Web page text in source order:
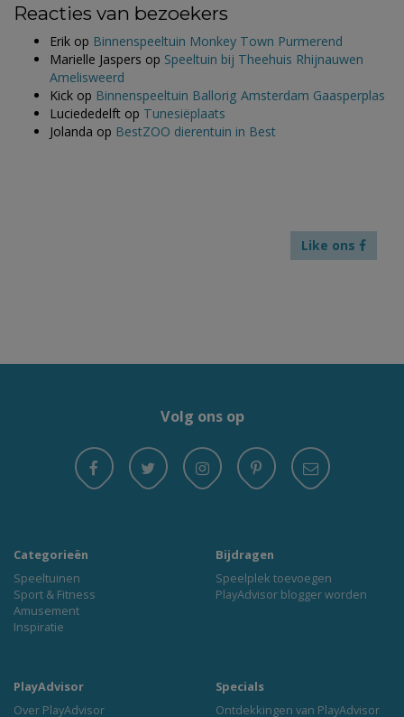
Reacties van bezoekers
Erik op Binnenspeeltuin Monkey Town Purmerend
Marielle Jaspers op Speeltuin bij Theehuis Rhijnauwen
Amelisweerd
Kick op Binnenspeeltuin Ballorig Amsterdam Gaasperplas
Luciededelft op Tunesiëplaats
Jolanda op BestZOO dierentuin in Best
Like ons
Volg ons op
Categorieën
Speeltuinen
Sport & Fitness
Amusement
Inspiratie
Bijdragen
Speelplek toevoegen
PlayAdvisor blogger worden
PlayAdvisor
Over PlayAdvisor
Specials
Ontdekkingen van PlayAdvisor